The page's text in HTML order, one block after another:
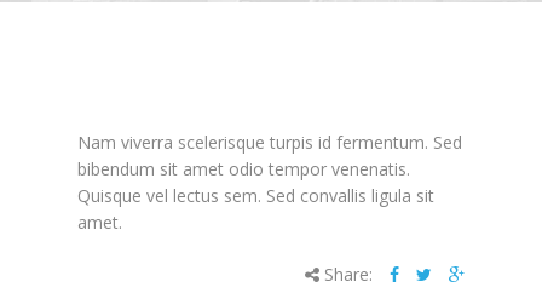
Nam viverra scelerisque turpis id fermentum. Sed
bibendum sit amet odio tempor venenatis.
Quisque vel lectus sem. Sed convallis ligula sit
amet.
Share: